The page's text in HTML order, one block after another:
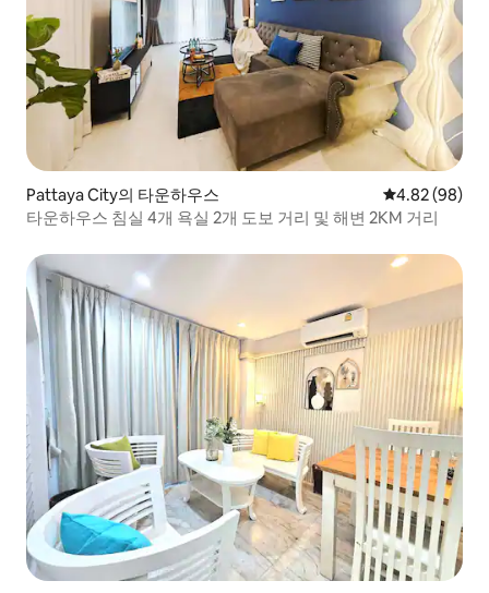
Pattaya City의 타운하우스 평점 4.82점(5
4.82 (98)
타운하우스 침실 4개 욕실 2개 도보 거리 및 해변 2KM 거리